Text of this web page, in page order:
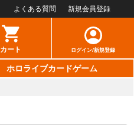
よくある質問 新規会員登録
カート ログイン/新規登録
ホロライブカードゲーム